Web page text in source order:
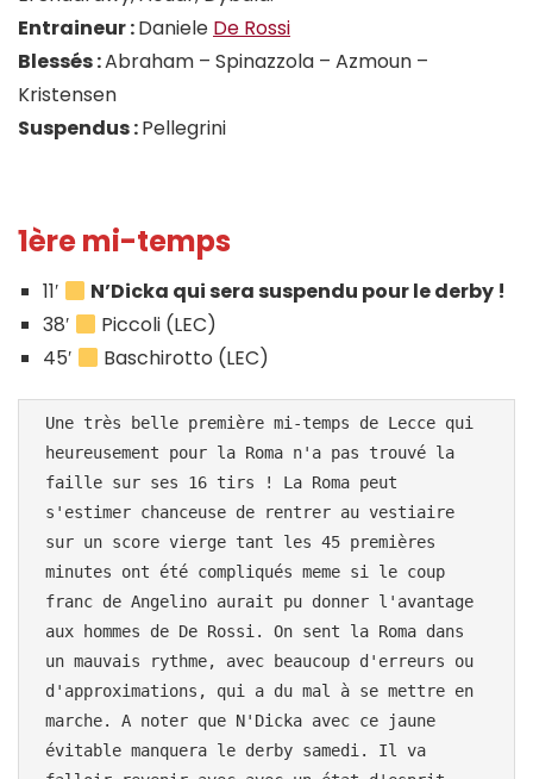
Entraineur :Daniele De Rossi
Blessés :Abraham – Spinazzola – Azmoun –
Kristensen
Suspendus :Pellegrini
1ère mi-temps
11′
N’Dicka qui sera suspendu pour le derby !
38′
Piccoli (LEC)
45′
Baschirotto (LEC)
Une très belle première mi-temps de Lecce qui
heureusement pour la Roma n'a pas trouvé la
faille sur ses 16 tirs ! La Roma peut
s'estimer chanceuse de rentrer au vestiaire
sur un score vierge tant les 45 premières
minutes ont été compliqués meme si le coup
franc de Angelino aurait pu donner l'avantage
aux hommes de De Rossi. On sent la Roma dans
un mauvais rythme, avec beaucoup d'erreurs ou
d'approximations, qui a du mal à se mettre en
marche. A noter que N'Dicka avec ce jaune
évitable manquera le derby samedi. Il va